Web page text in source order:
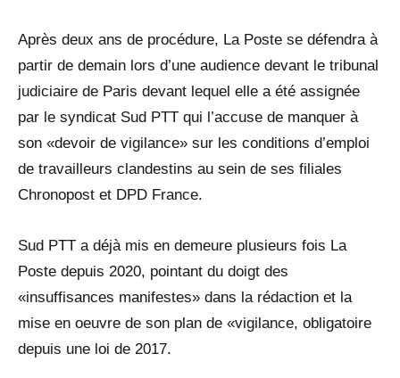
Après deux ans de procédure, La Poste se défendra à
partir de demain lors d’une audience devant le tribunal
judiciaire de Paris devant lequel elle a été assignée
par le syndicat Sud PTT qui l’accuse de manquer à
son «devoir de vigilance» sur les conditions d’emploi
de travailleurs clandestins au sein de ses filiales
Chronopost et DPD France.
Sud PTT a déjà mis en demeure plusieurs fois La
Poste depuis 2020, pointant du doigt des
«insuffisances manifestes» dans la rédaction et la
mise en oeuvre de son plan de «vigilance, obligatoire
depuis une loi de 2017.